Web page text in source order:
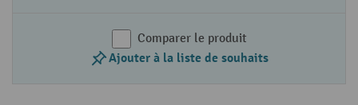
Comparer le produit
Ajouter à la liste de souhaits